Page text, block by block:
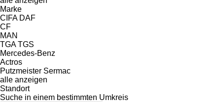
Marke
CIFA DAF
CF
MAN
TGA TGS
Mercedes-Benz
Actros
Putzmeister Sermac
alle anzeigen
Standort
Suche in einem bestimmten Umkreis